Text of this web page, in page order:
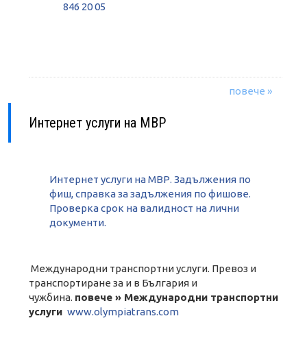
846 20 05
повече »
Интернет услуги на МВР
Интернет услуги на МВР. Задължения по
фиш, справка за задължения по фишове.
Проверка срок на валидност на лични
документи.
Международни транспортни услуги. Превоз и
транспортиране за и в България и
чужбина. повече » Международни транспортни
услуги www.olympiatrans.com